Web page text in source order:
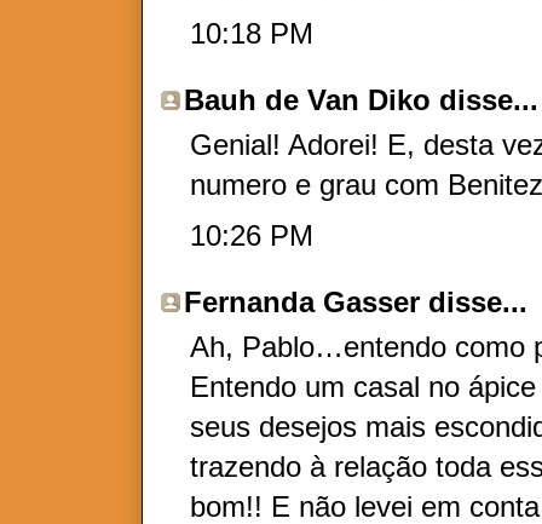
10:18 PM
Bauh de Van Diko disse...
Genial! Adorei! E, desta
numero e grau com
10:26 PM
Fernanda Gasser disse...
Ah, Pablo…entendo como
Entendo um casal no
seus desejos mais
trazendo à relação toda
bom!! E não levei em